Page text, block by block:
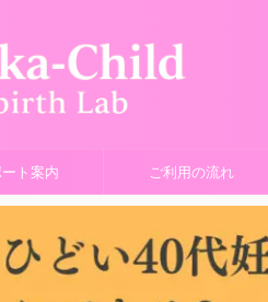
ト案内 ご利用の流れ